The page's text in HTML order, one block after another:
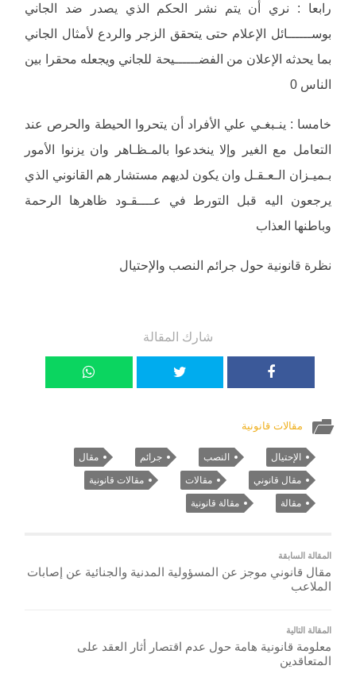
رابعا : نري أن يتم نشر الحكم الذي يصدر ضد الجاني
بوســــــائل الإعلام حتى يتحقق الزجر والردع لأمثال الجاني
بما يحدثه الإعلان من الفضــــــيحة للجاني ويجعله محقرا بين
الناس 0
خامسا : ينـبغـي علي الأفراد أن يتحروا الحيطة والحرص عند
التعامل مع الغير وإلا ينخدعوا بالمـظـاهر وان يزنوا الأمور
بـميـزان الـعـقـل وان يكون لديهم مستشار هم القانوني الذي
يرجعون اليه قبل التورط في عــــقـود ظاهرها الرحمة
وباطنها العذاب
نظرة قانونية حول جرائم النصب والإحتيال
شارك المقالة
مقالات قانونية
الإحتيال النصب جرائم مقال
مقال قانوني مقالات مقالات قانونية
مقالة مقالة قانونية
المقالة السابقة
مقال قانوني موجز عن المسؤولية المدنية والجنائية عن إصابات
الملاعب
المقالة التالية
معلومة قانونية هامة حول عدم اقتصار أثار العقد على
المتعاقدين